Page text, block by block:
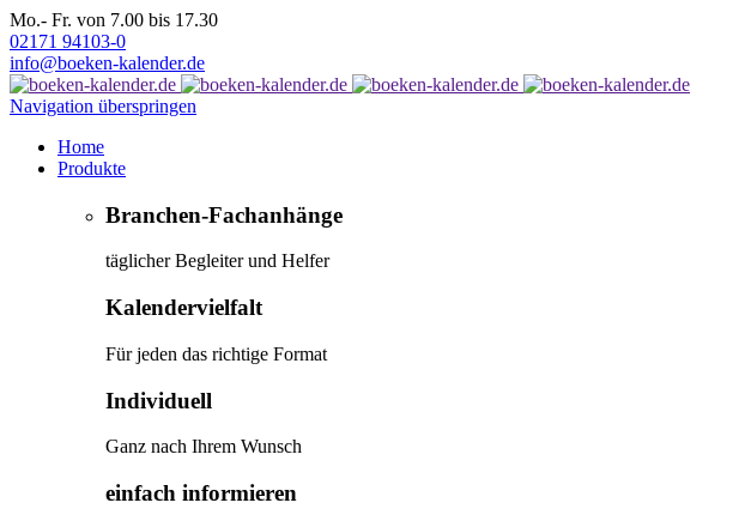
Mo.- Fr. von 7.00 bis 17.30
02171 94103-0
info@boeken-kalender.de
Navigation überspringen
Home
Produkte
Branchen-Fachanhänge
täglicher Begleiter und Helfer
Kalendervielfalt
Für jeden das richtige Format
Individuell
Ganz nach Ihrem Wunsch
einfach informieren